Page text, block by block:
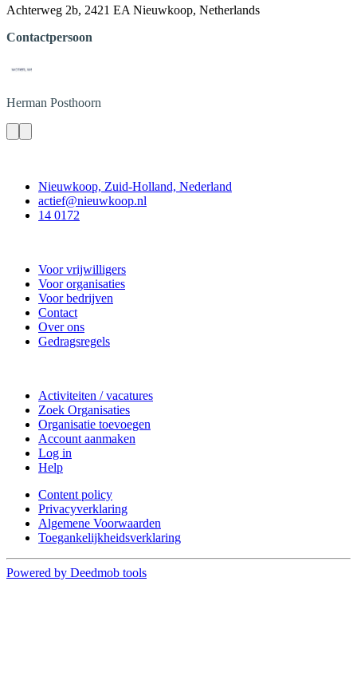
Achterweg 2b, 2421 EA Nieuwkoop, Netherlands
Contactpersoon
Herman Posthoorn
Nieuwkoop, Zuid-Holland, Nederland
actief@nieuwkoop.nl
14 0172
Voor vrijwilligers
Voor organisaties
Voor bedrijven
Contact
Over ons
Gedragsregels
Activiteiten / vacatures
Zoek Organisaties
Organisatie toevoegen
Account aanmaken
Log in
Help
Content policy
Privacyverklaring
Algemene Voorwaarden
Toegankelijkheidsverklaring
Powered by Deedmob tools